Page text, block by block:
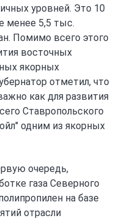
уровней. Это 10
менее 5,5 тыс.
Помимо всего этого
восточных
якорных
отметил, что
как для развития
Ставропольского
одним из якорных
очередь,
газа Северного
на базе
отрасли